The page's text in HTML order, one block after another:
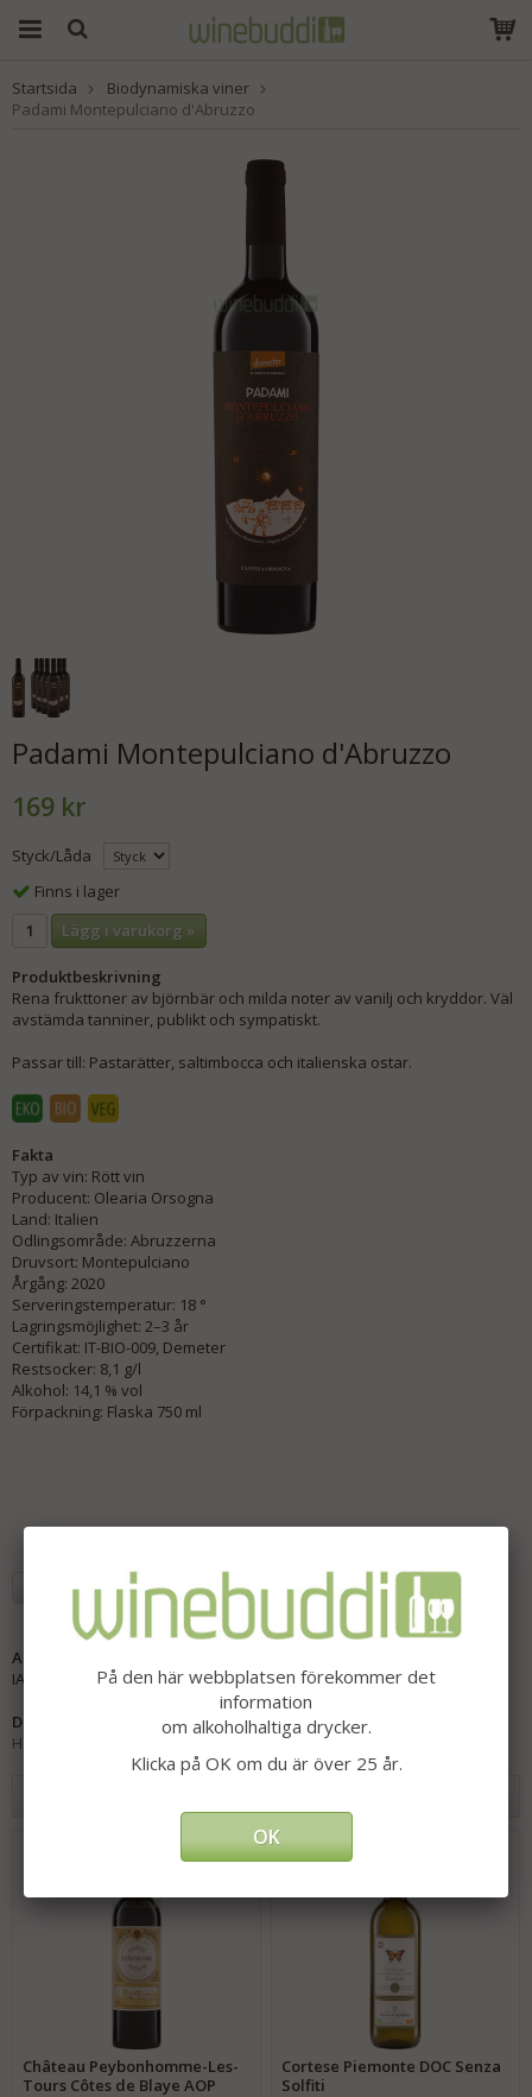
Produkten har blivit
tillagd i varukorgen
Startsida
Biodynamiska viner
Padami Montepulciano d'Abruzzo
Padami Montepulciano d'Abruzzo
169 kr
Styck/Låda
Finns i lager
Lägg i varukorg »
Produktbeskrivning
Rena frukttoner av björnbär och milda noter av vanilj och kryddor. Väl
avstämda tanniner, publikt och sympatiskt.
Passar till: Pastarätter, saltimbocca och italienska ostar.
Fakta
Typ av vin: Rött vin
Producent: Olearia Orsogna
Land: Italien
Odlingsområde: Abruzzerna
Druvsort: Montepulciano
Årgång: 2020
Serveringstemperatur: 18 °
Lagringsmöjlighet: 2–3 år
Certifikat: IT-BIO-009, Demeter
Restsocker: 8,1 g/l
Alkohol: 14,1 % vol
Förpackning: Flaska 750 ml
Lägg i önskelista
Artikelnummer:
IA-15014
Direktlänk:
Högerklicka och kopiera adressen
Château Peybonhomme-Les-
Tours Côtes de Blaye AOP
Cortese Piemonte DOC Senza
Solfiti
På den här webbplatsen förekommer det
information
om alkoholhaltiga drycker.
Klicka på OK om du är över 25 år.
OK